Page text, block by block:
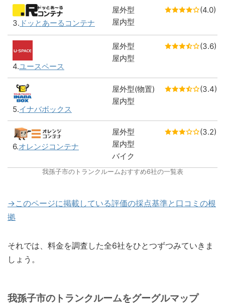
3. ドッとあーるコンテナ
屋外型
屋内型
(4.0)
4.ユースペース
屋外型
屋内型
(3.6)
5.イナバボックス
屋外型(物置)
屋内型
(3.4)
6.オレンジコンテナ
屋外型
屋内型
バイク
(3.2)
我孫子市のトランクルームおすすめ6社の一覧表
→このページに掲載している評価の採点基準と口コミの根
拠
それでは、料金を調査した全6社をひとつずつみていきま
しょう。
我孫子市のトランクルームをグーグルマップ